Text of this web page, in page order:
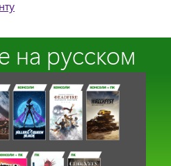
на русском